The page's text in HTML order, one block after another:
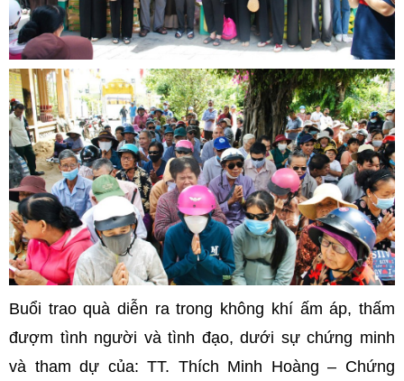
Buổi trao quà diễn ra trong không khí ấm áp, thấm
đượm tình người và tình đạo, dưới sự chứng minh
và tham dự của: TT. Thích Minh Hoàng – Chứng